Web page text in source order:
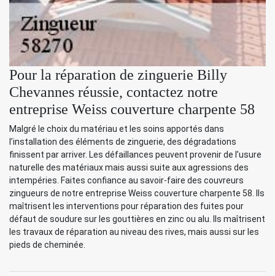
Pour la réparation de zinguerie Billy
Chevannes réussie, contactez notre
entreprise Weiss couverture charpente 58
Malgré le choix du matériau et les soins apportés dans
l’installation des éléments de zinguerie, des dégradations
finissent par arriver. Les défaillances peuvent provenir de l’usure
naturelle des matériaux mais aussi suite aux agressions des
intempéries. Faites confiance au savoir-faire des couvreurs
zingueurs de notre entreprise Weiss couverture charpente 58. Ils
maîtrisent les interventions pour réparation des fuites pour
défaut de soudure sur les gouttières en zinc ou alu. Ils maîtrisent
les travaux de réparation au niveau des rives, mais aussi sur les
pieds de cheminée.